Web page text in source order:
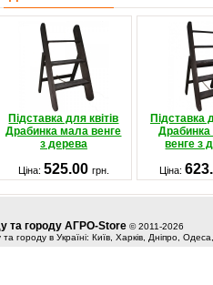
Підставка для квітів
Драбинка мала венге
з дерева
Підставка
Драбинка
венге з
Ціна: 525.00 грн. Ціна:
та городу АГРО-Store © 2011-2026
городу в Україні: Київ, Харків, Дніпро,